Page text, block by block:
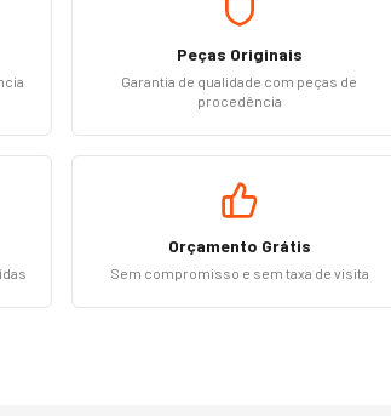
Peças Originais
Garantia de qualidade com peças de
procedência
Orçamento Grátis
Sem compromisso e sem taxa de visita